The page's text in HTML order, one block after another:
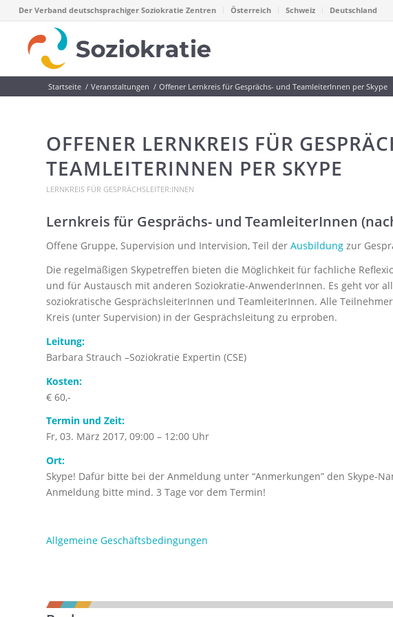
Der Verband deutschsprachiger Soziokratie Zentren Österreich Schweiz Deutschland
Startseite / Veranstaltungen / Offener Lernkreis für Gesprächs- und TeamleiterInnen per Skype
OFFENER LERNKREIS FÜR
TEAMLEITERINNEN PER SKYPE
LERNKREIS FÜR GESPRÄCHSLEITER:INNEN
Lernkreis für Gesprächs- und TeamleiterInnen
Offene Gruppe, Supervision und Intervision, Teil der Ausbildung zur
Die regelmäßigen Skypetreffen bieten die Möglichkeit für fachliche
und für Austausch mit anderen Soziokratie-AnwenderInnen. Es geht vor
soziokratische GesprächsleiterInnen und TeamleiterInnen. Alle
Kreis (unter Supervision) in der Gesprächsleitung zu erproben.
Leitung:
Barbara Strauch –Soziokratie Expertin (CSE)
Kosten:
€ 60,-
Termin und Zeit:
Fr, 03. März 2017, 09:00 – 12:00 Uhr
Ort:
Skype! Dafür bitte bei der Anmeldung unter “Anmerkungen” den Skype-
Anmeldung bitte mind. 3 Tage vor dem Termin!
Allgemeine Geschäftsbedingungen